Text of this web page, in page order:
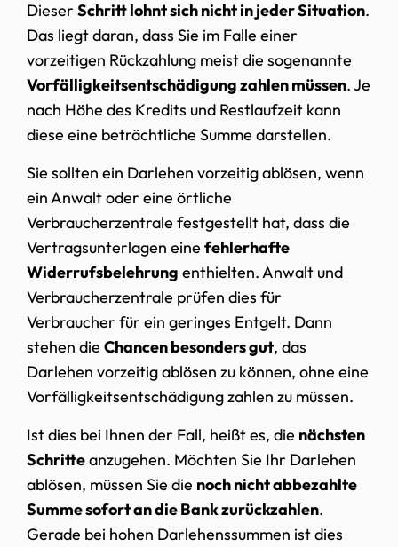
Dieser Schritt lohnt sich nicht in jeder Situation.
Das liegt daran, dass Sie im Falle einer
vorzeitigen Rückzahlung meist die sogenannte
Vorfälligkeitsentschädigung zahlen müssen. Je
nach Höhe des Kredits und Restlaufzeit kann
diese eine beträchtliche Summe darstellen.
Sie sollten ein Darlehen vorzeitig ablösen, wenn
ein Anwalt oder eine örtliche
Verbraucherzentrale festgestellt hat, dass die
Vertragsunterlagen eine fehlerhafte
Widerrufsbelehrung enthielten. Anwalt und
Verbraucherzentrale prüfen dies für
Verbraucher für ein geringes Entgelt. Dann
stehen die Chancen besonders gut, das
Darlehen vorzeitig ablösen zu können, ohne eine
Vorfälligkeitsentschädigung zahlen zu müssen.
Ist dies bei Ihnen der Fall, heißt es, die nächsten
Schritteanzugehen. Möchten Sie Ihr Darlehen
ablösen, müssen Sie die noch nicht abbezahlte
Summe sofort an die Bank zurückzahlen.
Gerade bei hohen Darlehenssummen ist dies